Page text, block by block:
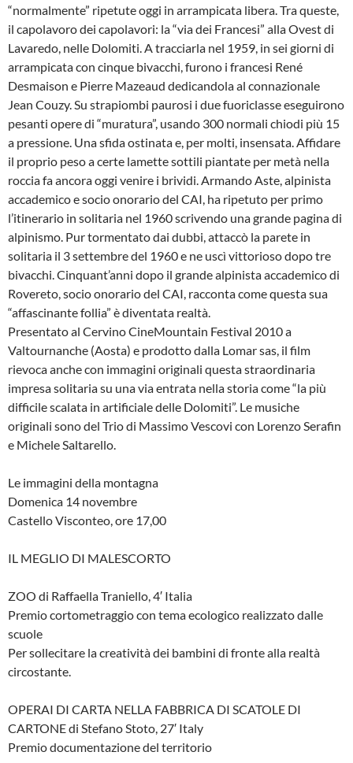
“normalmente” ripetute oggi in arrampicata libera. Tra queste,
il capolavoro dei capolavori: la “via dei Francesi” alla Ovest di
Lavaredo, nelle Dolomiti. A tracciarla nel 1959, in sei giorni di
arrampicata con cinque bivacchi, furono i francesi René
Desmaison e Pierre Mazeaud dedicandola al connazionale
Jean Couzy. Su strapiombi paurosi i due fuoriclasse eseguirono
pesanti opere di “muratura”, usando 300 normali chiodi più 15
a pressione. Una sfida ostinata e, per molti, insensata. Affidare
il proprio peso a certe lamette sottili piantate per metà nella
roccia fa ancora oggi venire i brividi. Armando Aste, alpinista
accademico e socio onorario del CAI, ha ripetuto per primo
l’itinerario in solitaria nel 1960 scrivendo una grande pagina di
alpinismo. Pur tormentato dai dubbi, attaccò la parete in
solitaria il 3 settembre del 1960 e ne uscì vittorioso dopo tre
bivacchi. Cinquant’anni dopo il grande alpinista accademico di
Rovereto, socio onorario del CAI, racconta come questa sua
“affascinante follia” è diventata realtà.
Presentato al Cervino CineMountain Festival 2010 a
Valtournanche (Aosta) e prodotto dalla Lomar sas, il film
rievoca anche con immagini originali questa straordinaria
impresa solitaria su una via entrata nella storia come “la più
difficile scalata in artificiale delle Dolomiti”. Le musiche
originali sono del Trio di Massimo Vescovi con Lorenzo Serafin
e Michele Saltarello.
Le immagini della montagna
Domenica 14 novembre
Castello Visconteo, ore 17,00
IL MEGLIO DI MALESCORTO
ZOO di Raffaella Traniello, 4′ Italia
Premio cortometraggio con tema ecologico realizzato dalle
scuole
Per sollecitare la creatività dei bambini di fronte alla realtà
circostante.
OPERAI DI CARTA NELLA FABBRICA DI SCATOLE DI
CARTONE di Stefano Stoto, 27′ Italy
Premio documentazione del territorio